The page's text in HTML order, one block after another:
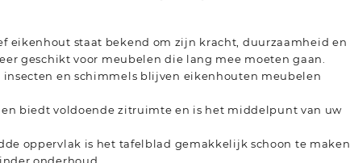
eikenhout staat bekend om zijn kracht, duurzaamheid en
geschikt voor meubelen die lang mee moeten gaan.
en schimmels blijven eikenhouten meubelen
en biedt voldoende zitruimte en is het middelpunt van uw
oppervlak is het tafelblad gemakkelijk schoon te maken